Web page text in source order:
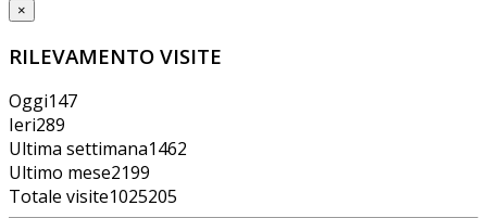
×
RILEVAMENTO VISITE
Oggi147
Ieri289
Ultima settimana1462
Ultimo mese2199
Totale visite1025205